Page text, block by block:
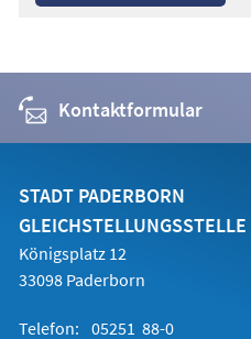
Kontaktformular
STADT PADERBORN
GLEICHSTELLUNGSSTELLE
Königsplatz 12
33098 Paderborn
Telefon: 05251 88-0